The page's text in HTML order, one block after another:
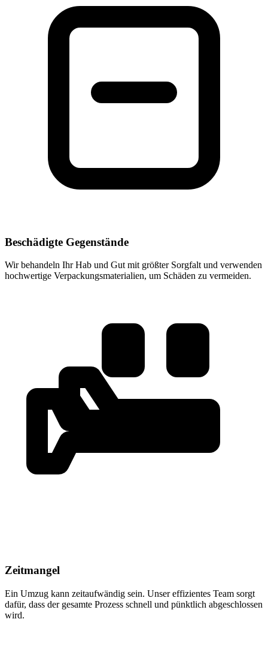
Beschädigte Gegenstände
Wir behandeln Ihr Hab und Gut mit größter Sorgfalt und verwenden
hochwertige Verpackungsmaterialien, um Schäden zu vermeiden.
Zeitmangel
Ein Umzug kann zeitaufwändig sein. Unser effizientes Team sorgt
dafür, dass der gesamte Prozess schnell und pünktlich abgeschlossen
wird.